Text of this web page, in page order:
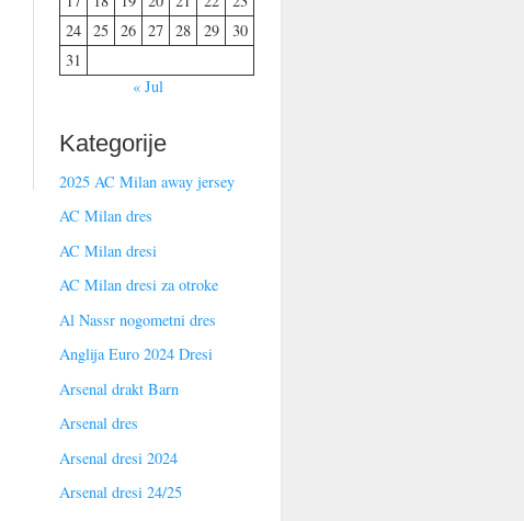
24 25 26 27 28 29
30
31
« Jul
Kategorije
2025 AC Milan away jersey
AC Milan dres
AC Milan dresi
AC Milan dresi za otroke
Al Nassr nogometni dres
Anglija Euro 2024 Dresi
Arsenal drakt Barn
Arsenal dres
Arsenal dresi 2024
Arsenal dresi 24/25